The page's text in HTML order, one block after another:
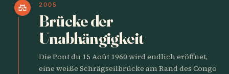
castle 2005
Brücke der
Unabhängigkeit
Die Pont du 15 Août 1960 wird endlich eröffnet,
eine weiße Schrägseilbrücke am Rand des Congo